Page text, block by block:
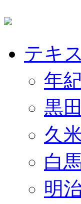
テキ
年
黒
久
白
明